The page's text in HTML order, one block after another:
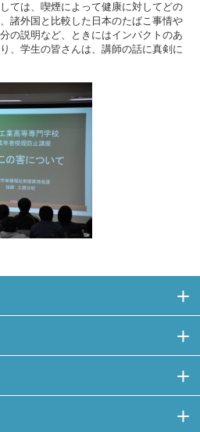
ては、喫煙によって健康に対してどの
諸外国と比較した日本のたばこ事情や
の説明など、ときにはインパクトのあ
、学生の皆さんは、講師の話に真剣に